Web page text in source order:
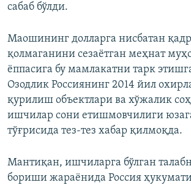
сабаб бўлди.
Маошининг долларга нисбатан
қолмаганини сезаётган меҳнат
ёппасига бу мамлакатни тарк
Озодлик Россиянинг 2014 йил
қурилиш объектлари ва хўжалик
ишчилар сони етишмовчилиги
тўғрисида тез-тез хабар қилмоқда.
Мантиқан, ишчиларга бўлган
бориши жараёнида Россия